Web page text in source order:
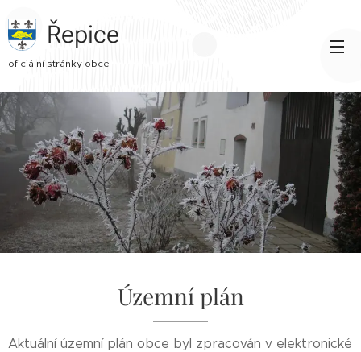
Řepice
oficiální stránky obce
Územní plán
Aktuální územní plán obce byl zpracován v elektronické